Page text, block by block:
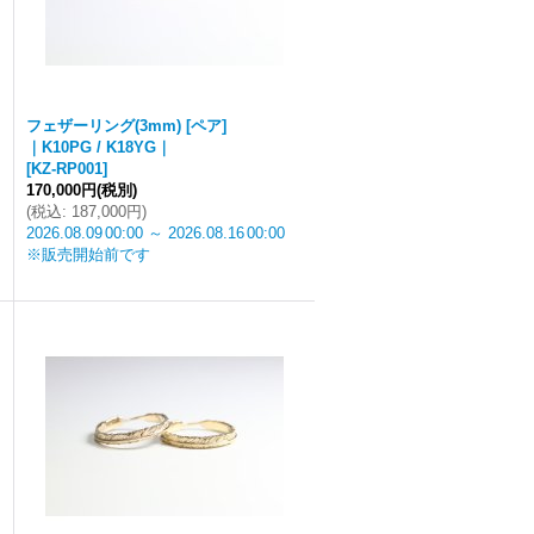
フェザーリング(3mm) [ペア]
｜K10PG / K18YG｜
[KZ-RP001]
170,000円(税別)
(税込: 187,000円)
2026.08.0900:00 ～ 2026.08.1600:00
※販売開始前です